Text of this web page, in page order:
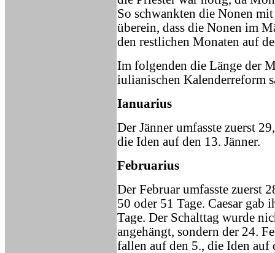
So schwankten die Nonen
überein, dass die Nonen im
den restlichen Monaten auf
Im folgenden die Länge der
iulianischen Kalenderreform
Ianuarius
Der Jänner umfasste zuerst
die Iden auf den 13. Jänner.
Februarius
Der Februar umfasste zuerst
50 oder 51 Tage. Caesar gab
Tage. Der Schalttag wurde
angehängt, sondern der 24.
fallen auf den 5., die Iden auf